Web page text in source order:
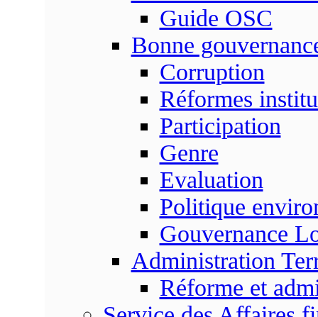
Guide OSC
Bonne
Corruption
Réformes
Participation
Genre
Evaluation
Politique
Gouvernance
Administration
Réforme et